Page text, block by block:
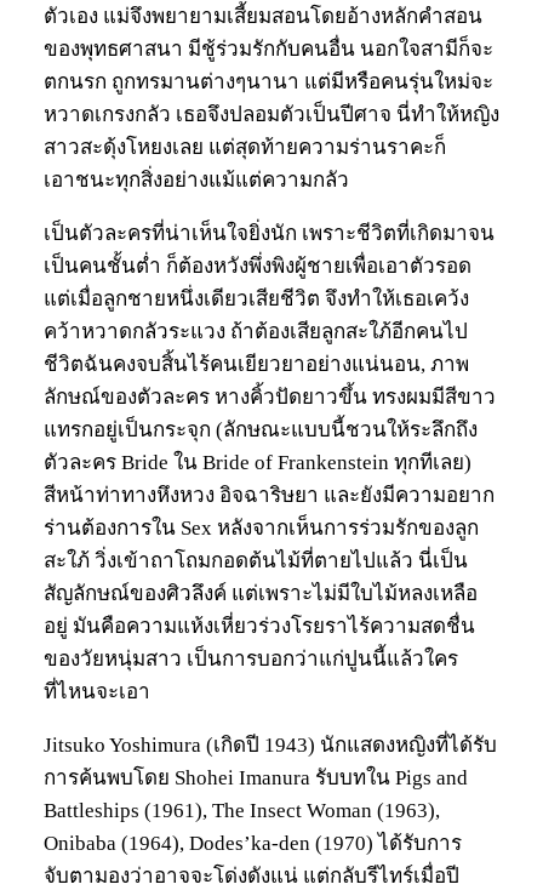
ตัวเอง แม่จึงพยายามเสี้ยมสอนโดยอ้างหลักคำสอน
ของพุทธศาสนา มีชู้ร่วมรักกับคนอื่น นอกใจสามีก็จะ
ตกนรก ถูกทรมานต่างๆนานา แต่มีหรือคนรุ่นใหม่จะ
หวาดเกรงกลัว เธอจึงปลอมตัวเป็นปีศาจ นี่ทำให้หญิง
สาวสะดุ้งโหยงเลย แต่สุดท้ายความร่านราคะก็
เอาชนะทุกสิ่งอย่างแม้แต่ความกลัว
เป็นตัวละครที่น่าเห็นใจยิ่งนัก เพราะชีวิตที่เกิดมาจน
เป็นคนชั้นต่ำ ก็ต้องหวังพึ่งพิงผู้ชายเพื่อเอาตัวรอด
แต่เมื่อลูกชายหนึ่งเดียวเสียชีวิต จึงทำให้เธอเคว้ง
คว้าหวาดกลัวระแวง ถ้าต้องเสียลูกสะใภ้อีกคนไป
ชีวิตฉันคงจบสิ้นไร้คนเยียวยาอย่างแน่นอน, ภาพ
ลักษณ์ของตัวละคร หางคิ้วปัดยาวขึ้น ทรงผมมีสีขาว
แทรกอยู่เป็นกระจุก (ลักษณะแบบนี้ชวนให้ระลึกถึง
ตัวละคร Bride ใน Bride of Frankenstein ทุกทีเลย)
สีหน้าท่าทางหึงหวง อิจฉาริษยา และยังมีความอยาก
ร่านต้องการใน Sex หลังจากเห็นการร่วมรักของลูก
สะใภ้ วิ่งเข้าถาโถมกอดต้นไม้ที่ตายไปแล้ว นี่เป็น
สัญลักษณ์ของศิวลึงค์ แต่เพราะไม่มีใบไม้หลงเหลือ
อยู่ มันคือความแห้งเหี่ยวร่วงโรยราไร้ความสดชื่น
ของวัยหนุ่มสาว เป็นการบอกว่าแก่ปูนนี้แล้วใคร
ที่ไหนจะเอา
Jitsuko Yoshimura (เกิดปี 1943) นักแสดงหญิงที่ได้รับ
การค้นพบโดย Shohei Imanura รับบทใน Pigs and
Battleships (1961), The Insect Woman (1963),
Onibaba (1964), Dodes’ka-den (1970) ได้รับการ
จับตามองว่าอาจจะโด่งดังแน่ แต่กลับรีไทร์เมื่อปี